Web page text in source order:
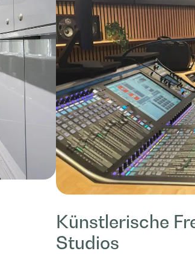
Künstlerische
Studios